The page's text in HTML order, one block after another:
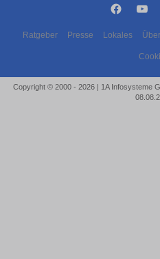
Ratgeber Presse Lokales
Copyright © 2000 - 2026 | 1A Infosysteme